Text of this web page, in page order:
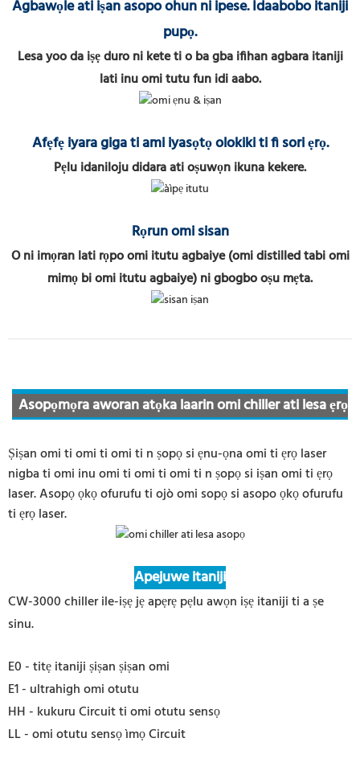
Agbawọle ati iṣan asopo ohun ni ipese. Idaabobo itaniji
pupọ.
Lesa yoo da iṣẹ duro ni kete ti o ba gba ifihan agbara itaniji
lati inu omi tutu fun idi aabo.
Afẹfẹ iyara giga ti ami iyasọtọ olokiki ti fi sori ẹrọ.
Pẹlu idaniloju didara ati oṣuwọn ikuna kekere.
Rọrun omi sisan
O ni imọran lati rọpo omi itutu agbaiye (omi distilled tabi omi
mimọ bi omi itutu agbaiye) ni gbogbo oṣu mẹta.
Asopọmọra aworan atọka laarin omi chiller ati lesa ẹrọ
Ṣiṣan omi ti omi ti omi ti n ṣopọ si ẹnu-ọna omi ti ẹrọ laser
nigba ti omi inu omi ti omi ti omi ti n ṣopọ si iṣan omi ti ẹrọ
laser. Asopọ ọkọ ofurufu ti ojò omi sopọ si asopo ọkọ ofurufu
ti ẹrọ laser.
Apejuwe itaniji
CW-3000 chiller ile-iṣẹ jẹ apẹrẹ pẹlu awọn iṣẹ itaniji ti a ṣe
sinu.
E0 - titẹ itaniji ṣiṣan ṣiṣan omi
E1 - ultrahigh omi otutu
HH - kukuru Circuit ti omi otutu sensọ
LL - omi otutu sensọ ìmọ Circuit